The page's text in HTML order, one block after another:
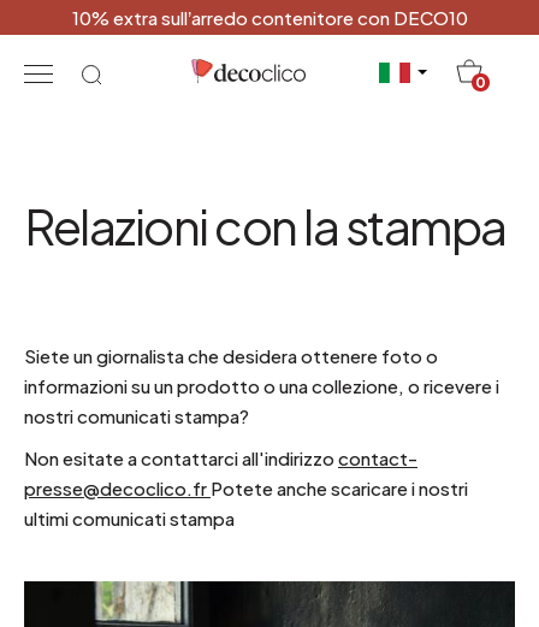
10% extra sull’arredo contenitore con DECO10
0
Relazioni con la stampa
Siete un giornalista che desidera ottenere foto o
informazioni su un prodotto o una collezione, o ricevere i
nostri comunicati stampa?
Non esitate a contattarci all'indirizzo contact-
presse@decoclico.fr Potete anche scaricare i nostri
ultimi comunicati stampa